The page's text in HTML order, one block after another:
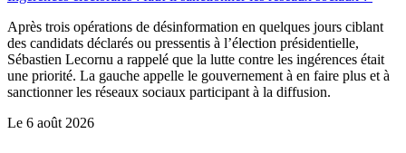
Après trois opérations de désinformation en quelques jours ciblant
des candidats déclarés ou pressentis à l’élection présidentielle,
Sébastien Lecornu a rappelé que la lutte contre les ingérences était
une priorité. La gauche appelle le gouvernement à en faire plus et à
sanctionner les réseaux sociaux participant à la diffusion.
Le 6 août 2026